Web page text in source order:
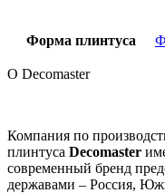
Форма плинтуса
О Decomaster
Компания по
плинтуса Decomaster
современный бренд
державами – Россия,